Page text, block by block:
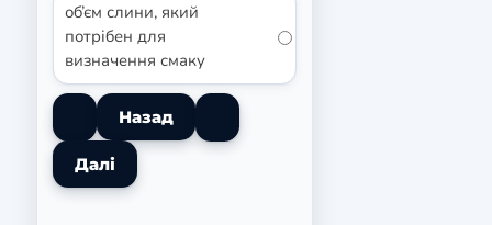
об’єм слини, який
потрібен для
визначення смаку